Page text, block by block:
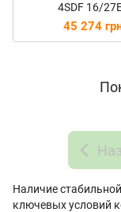
4SDF 16/
45 274
Наличие
ключевых условий